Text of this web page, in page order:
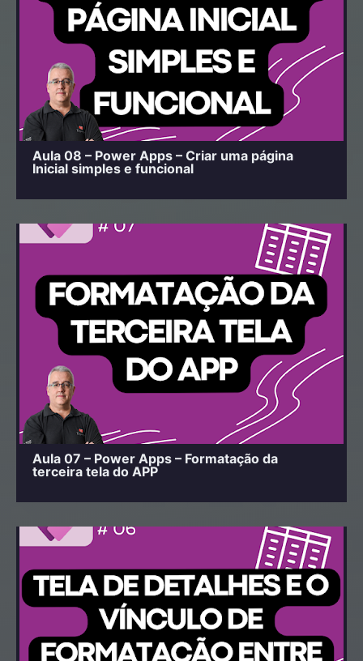
Aula 08 – Power Apps – Criar uma página
Inicial simples e funcional
Aula 07 – Power Apps – Formatação da
terceira tela do APP